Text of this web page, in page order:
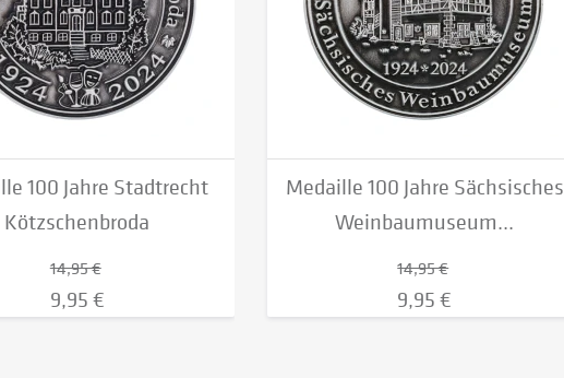
100 Jahre Stadtrecht
Kötzschenbroda
14,95 €
9,95 €
Medaille 100 Jahre Sächsisches
Weinbaumuseum...
14,95 €
9,95 €